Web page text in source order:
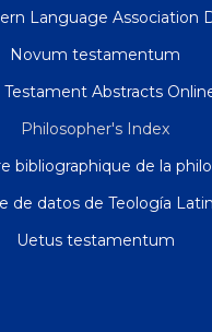
Language Association
Novum testamentum
Testament Abstracts
Philosopher's Index
bibliographique de la
de datos de Teología
Uetus testamentum